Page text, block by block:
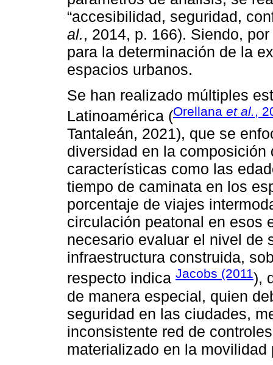
“accesibilidad, seguridad,
al., 2014, p. 166). Siendo,
para la determinación de la
espacios urbanos.
Se han realizado múltiples
Latinoamérica (Orellana et al.,
Tantaleán, 2021), que se
diversidad en la
características como las
tiempo de caminata en los
porcentaje de viajes
circulación peatonal en esos
necesario evaluar el nivel de
infraestructura construida,
respecto indica Jacobs (2011),
de manera especial, quien
seguridad en las ciudades,
inconsistente red de
materializado en la movilidad